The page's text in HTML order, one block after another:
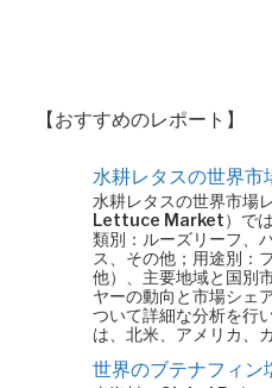
【おすすめのレポート】
水耕レタスの世界
水耕レタスの世界市
Lettuce Market）では
類別：ルーズリーフ、
ス、その他；用途別：
他）、主要地域と国別
ヤーの動向と市場シェ
ついて詳細な分析を行
は、北米、アメリカ、
世界のブテナフィ